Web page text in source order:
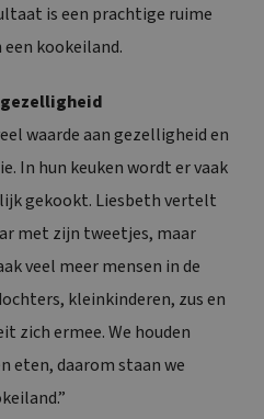
is een prachtige ruime
kookeiland.
waarde aan gezelligheid en
In hun keuken wordt er vaak
gekookt. Liesbeth vertelt
met zijn tweetjes, maar
veel meer mensen in de
kleinkinderen, zus en
zich ermee. We houden
eten, daarom staan we